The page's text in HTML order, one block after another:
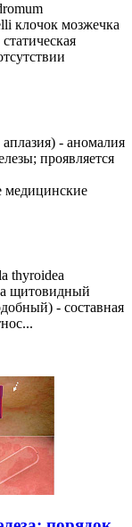
клочок мозжечка
- аномалия
проявляется
медицинские
thyroidea
щитовидный
- составная